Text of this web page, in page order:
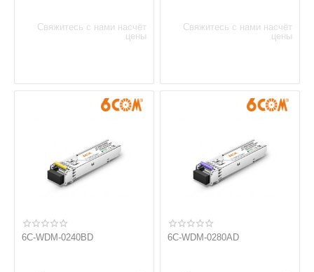
Свяжитесь с нами насчёт
цены
Свяжитесь с нами насчёт
цены
6C-WDM-0240BD 6C-WDM-0280AD